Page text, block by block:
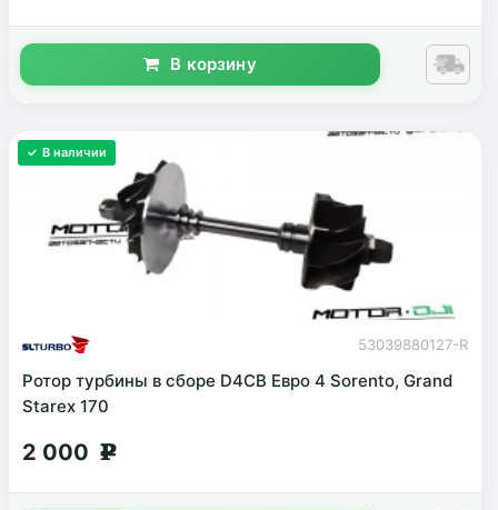
В корзину
✓ В наличии
53039880127-R
Ротор турбины в сборе D4CB Евро 4 Sorento, Grand
Starex 170
2 000 g